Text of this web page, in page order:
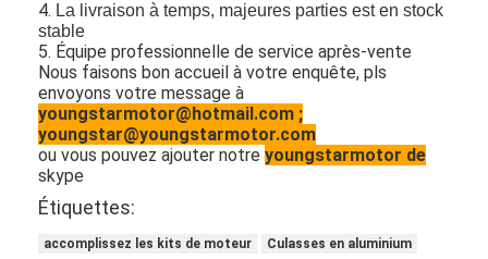
garniture de culasse
TURBOCOMPRESSEUR de voiture
Pompe de direction de voiture
Pièces de moteur d'automobile
Appareil de ventilation du moteur
4. La livraison à temps, majeures parties est en stock
stable
5. Équipe professionnelle de service après-vente
Nous faisons bon accueil à votre enquête, pls
envoyons votre message à
youngstarmotor@hotmail.com ;
youngstar@youngstarmotor.com
ou vous pouvez ajouter notreyoungstarmotor de
skype
Étiquettes:
accomplissez les kits de moteur
Culasses en aluminium